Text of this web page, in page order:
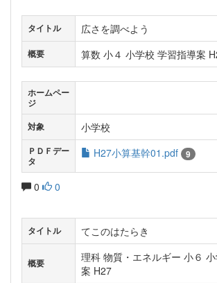
タイトル 広さを調べよう
概要 算数 小４ 小学校 学習指導案
ホームペー
ジ
対象
小学校
ＰＤＦデー
タ
H27小算基幹01.pdf 9
0 0
タイトル てこのはたらき
概要
理科 物質・エネルギー 小６
案 H27